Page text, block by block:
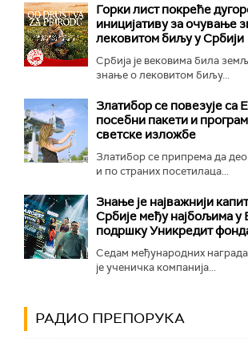
Горки лист покреће
иницијативу за очување
лековитом биљу у Србији
Србија је вековима била
знање о лековитом биљу...
Златибор се повезује са
посебни пакети и
светске изложбе
Златибор се припрема да
и по страних посетилаца...
Знање је најважнији
Србије међу најбољима у
подршку Уникредит
Седам међународних
је ученичка компанија...
РАДИО ПРЕПОРУКА